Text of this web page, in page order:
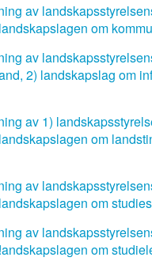
av
om
av
2) landskapslag om
av 1)
om
av
om
av
om